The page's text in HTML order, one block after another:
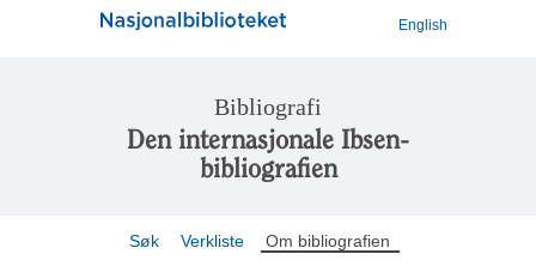
English
Bibliografi
Den internasjonale Ibsen-
bibliografien
Søk Verkliste Om bibliografien